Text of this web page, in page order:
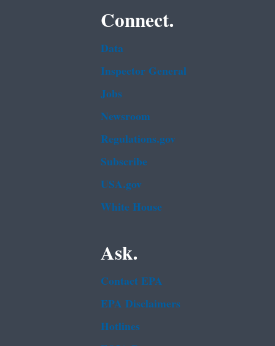
Connect.
Data
Inspector General
Jobs
Newsroom
Regulations.gov
Subscribe
USA.gov
White House
Ask.
Contact EPA
EPA Disclaimers
Hotlines